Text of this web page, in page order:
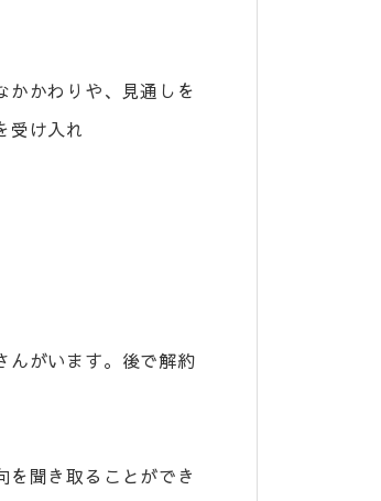
かわりや、見通しを
受け入れ
がいます。後で解約
聞き取ることができ